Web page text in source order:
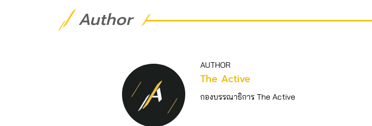
Author
AUTHOR
The Active
กองบรรณาธิการ The Active